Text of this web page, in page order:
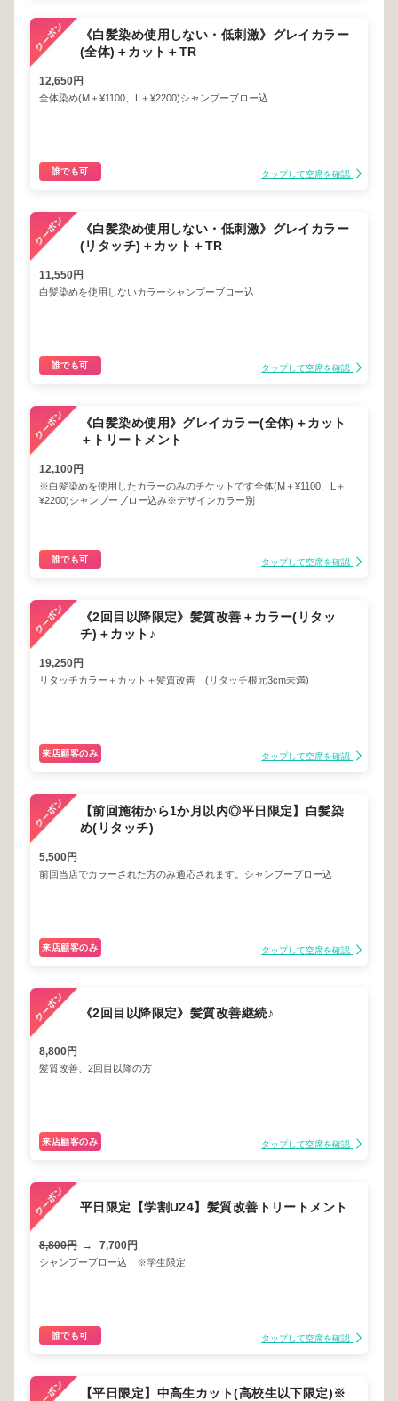
《白髪染め使用しない・低刺激》グレイカラー
(全体)＋カット＋TR
12,650円
全体染め(M＋¥1100、L＋¥2200)シャンプーブロー込
誰でも可 タップして空席を確認
《白髪染め使用しない・低刺激》グレイカラー
(リタッチ)＋カット＋TR
11,550円
白髪染めを使用しないカラーシャンプーブロー込
誰でも可 タップして空席を確認
《白髪染め使用》グレイカラー(全体)＋カット
＋トリートメント
12,100円
※白髪染めを使用したカラーのみのチケットです全体(M＋¥1100、L＋
¥2200)シャンプーブロー込み※デザインカラー別
誰でも可 タップして空席を確認
《2回目以降限定》髪質改善＋カラー(リタッ
チ)＋カット♪
19,250円
リタッチカラー＋カット＋髪質改善 (リタッチ根元3cm未満)
来店顧客のみ タップして空席を確認
【前回施術から1か月以内◎平日限定】白髪染
め(リタッチ)
5,500円
前回当店でカラーされた方のみ適応されます。シャンプーブロー込
来店顧客のみ タップして空席を確認
《2回目以降限定》髪質改善継続♪
8,800円
髪質改善、2回目以降の方
来店顧客のみ タップして空席を確認
平日限定【学割U24】髪質改善トリートメント
8,800円 → 7,700円
シャンプーブロー込 ※学生限定
誰でも可 タップして空席を確認
【平日限定】中高生カット(高校生以下限定)※